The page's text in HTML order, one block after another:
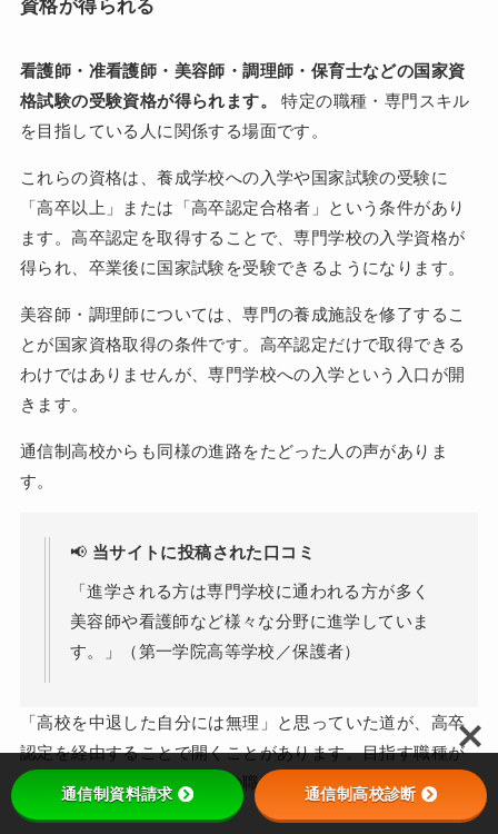
資格が得られる
看護師・准看護師・美容師・調理師・保育士などの国家資
格試験の受験資格が得られます。
特定の職種・専門スキル
を目指している人に関係する場面です。
これらの資格は、養成学校への入学や国家試験の受験に
「高卒以上」または「高卒認定合格者」という条件があり
ます。高卒認定を取得することで、専門学校の入学資格が
得られ、卒業後に国家試験を受験できるようになります。
美容師・調理師については、専門の養成施設を修了するこ
とが国家資格取得の条件です。高卒認定だけで取得できる
わけではありませんが、専門学校への入学という入口が開
きます。
通信制高校からも同様の進路をたどった人の声がありま
す。
📢 当サイトに投稿された口コミ
「進学される方は専門学校に通われる方が多く
美容師や看護師など様々な分野に進学していま
す。」（第一学院高等学校／保護者）
「高校を中退した自分には無理」と思っていた道が、高卒
認定を経由することで開くことがあります。目指す職種が
決まっているなら、まずその職種の受験資格を確認してみ
てください。
通信制資料請求 通信制高校診断